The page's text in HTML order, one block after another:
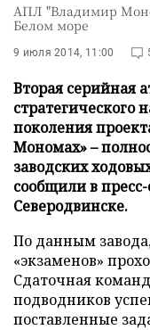
АПЛ "Владимир
Белом море
9 июля 2014, 11:00
Вторая серийная
стратегического
поколения
Мономах» –
заводских
сообщили в
Северодвинске.
По данным
«экзаменов»
Сдаточная
подводников
поставленные